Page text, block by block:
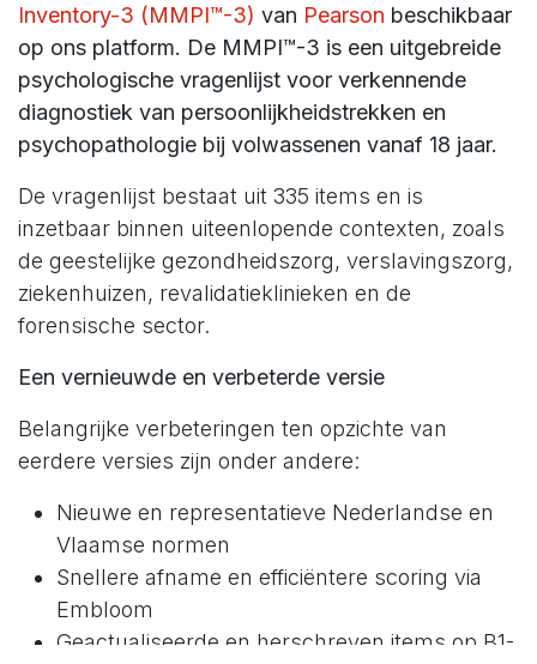
Inventory-3 (MMPI™-3) van Pearson beschikbaar
op ons platform. De MMPI™-3 is een uitgebreide
psychologische vragenlijst voor verkennende
diagnostiek van persoonlijkheidstrekken en
psychopathologie bij volwassenen vanaf 18 jaar.
De vragenlijst bestaat uit 335 items en is
inzetbaar binnen uiteenlopende contexten, zoals
de geestelijke gezondheidszorg, verslavingszorg,
ziekenhuizen, revalidatieklinieken en de
forensische sector.
Een vernieuwde en verbeterde versie
Belangrijke verbeteringen ten opzichte van
eerdere versies zijn onder andere:
Nieuwe en representatieve Nederlandse en
Vlaamse normen
Snellere afname en efficiëntere scoring via
Embloom
Geactualiseerde en herschreven items op B1-